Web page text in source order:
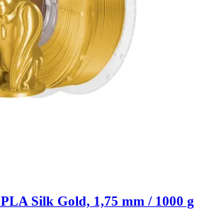
PLA Silk Gold, 1,75 mm / 1000 g